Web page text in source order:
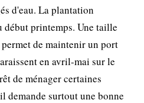
d'eau. La plantation
début printemps. Une taille
de maintenir un port
en avril-mai sur le
de ménager certaines
demande surtout une bonne